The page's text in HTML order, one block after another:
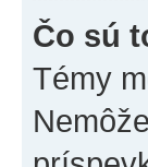
Čo sú
Témy